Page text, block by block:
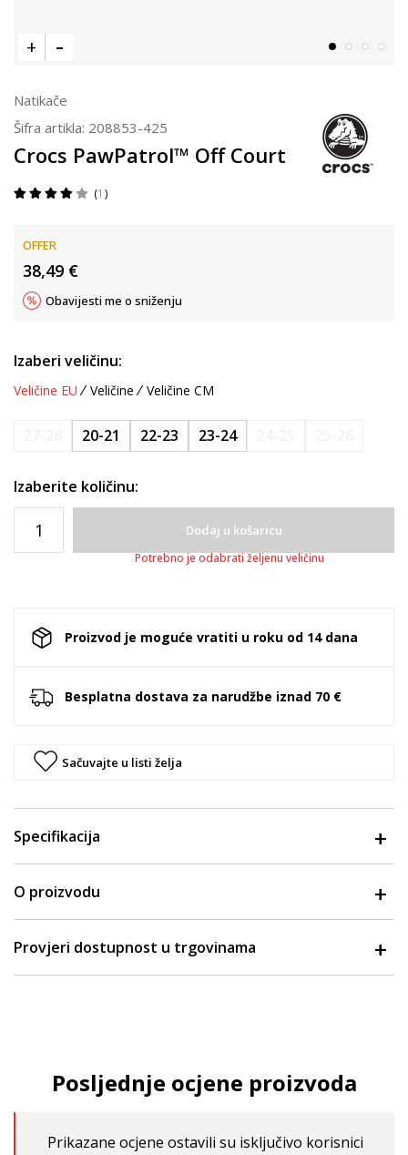
Natikače
Šifra artikla: 208853-425
Crocs PawPatrol™ Off Court
1
OFFER
38,49 €
Obavijesti me o sniženju
Izaberi veličinu:
Veličine EU Veličine Veličine CM
20-21 22-23 23-24
Izaberite količinu:
Dodaj u košaricu
Potrebno je odabrati željenu veličinu
Proizvod je moguće vratiti u roku od 14 dana
Besplatna dostava za narudžbe iznad 70 €
Sačuvajte u listi želja
Specifikacija
O proizvodu
Provjeri dostupnost u trgovinama
Posljednje ocjene proizvoda
Prikazane ocjene ostavili su isključivo korisnici